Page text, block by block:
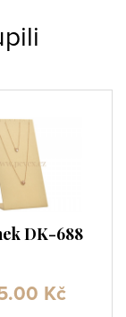
DK-688
Kč